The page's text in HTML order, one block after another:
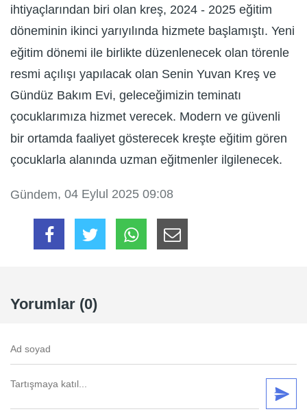
ihtiyaçlarından biri olan kreş, 2024 - 2025 eğitim
döneminin ikinci yarıyılında hizmete başlamıştı. Yeni
eğitim dönemi ile birlikte düzenlenecek olan törenle
resmi açılışı yapılacak olan Senin Yuvan Kreş ve
Gündüz Bakım Evi, geleceğimizin teminatı
çocuklarımıza hizmet verecek. Modern ve güvenli
bir ortamda faaliyet gösterecek kreşte eğitim gören
çocuklarla alanında uzman eğitmenler ilgilenecek.
Gündem, 04 Eylul 2025 09:08
Yorumlar (0)